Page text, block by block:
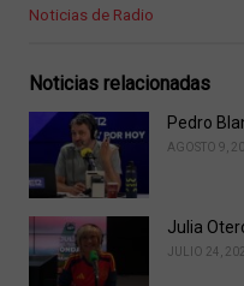
C
e
r
e
Noticias de Radio
Noticias relacionadas
Pedro
AGOSTO 9,
Julia
JULIO 24,